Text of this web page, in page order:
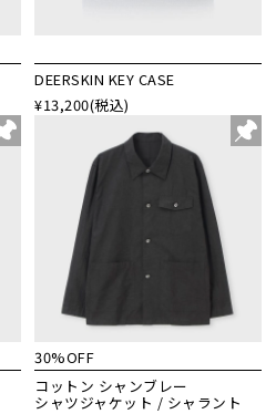
DEERSKIN KEY CASE
¥13,200(税込)
30%OFF
コットン シャンブレー
シャツジャケット / シャラント